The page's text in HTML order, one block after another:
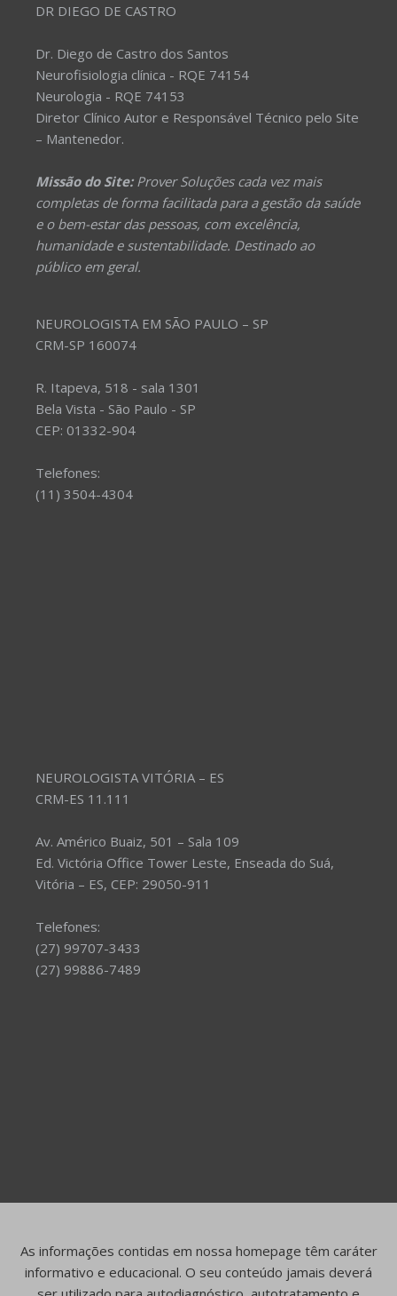
DR DIEGO DE CASTRO
Dr. Diego de Castro dos Santos
Neurofisiologia clínica - RQE 74154
Neurologia - RQE 74153
Diretor Clínico Autor e Responsável Técnico pelo Site
– Mantenedor.
Missão do Site:Prover Soluções cada vez mais
completas de forma facilitada para a gestão da saúde
e o bem-estar das pessoas, com excelência,
humanidade e sustentabilidade. Destinado ao
público em geral.
NEUROLOGISTA EM SÃO PAULO – SP
CRM-SP 160074
R. Itapeva, 518 - sala 1301
Bela Vista - São Paulo - SP
CEP: 01332-904
Telefones:
(11) 3504-4304
NEUROLOGISTA VITÓRIA – ES
CRM-ES 11.111
Av. Américo Buaiz, 501 – Sala 109
Ed. Victória Office Tower Leste, Enseada do Suá,
Vitória – ES, CEP: 29050-911
Telefones:
(27) 99707-3433
(27) 99886-7489
As informações contidas em nossa homepage têm caráter
informativo e educacional. O seu conteúdo jamais deverá